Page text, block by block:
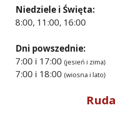
Niedziele i Święta:
8:00, 11:00, 16:00
Dni powszednie:
7:00 i 17:00 (jesień i zima)
7:00 i 18:00 (wiosna i lato)